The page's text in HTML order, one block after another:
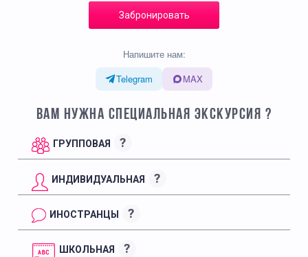
Забронировать
Напишите нам:
Telegram
MAX
ВАМ НУЖНА СПЕЦИАЛЬНАЯ ЭКСКУРСИЯ ?
ГРУППОВАЯ ?
ИНДИВИДУАЛЬНАЯ ?
ИНОСТРАНЦЫ ?
ШКОЛЬНАЯ ?